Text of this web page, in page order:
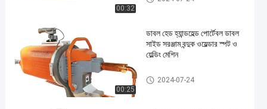
00:32
00:25
ডাবল হেড হ্যান্ডহেল্ড পোর্টেবল ডাবল
সাইড সরঞ্জাম বন্দুক ওয়েল্ডার স্পট ও
য়েল্ডিং মেশিন
পোর্টেবল স্পট ওয়েল্ডিং মেশিন
2024-07-24